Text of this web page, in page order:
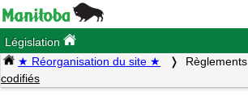
Législation
★ Réorganisation du site ★ Règlements
codifiés